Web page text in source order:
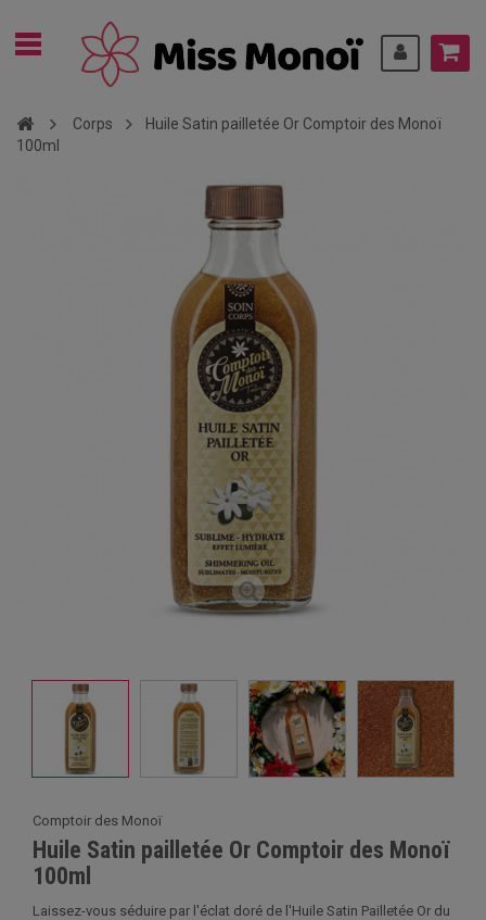
Corps
Huile Satin pailletée Or Comptoir des Monoï
100ml
Comptoir des Monoï
Huile Satin pailletée Or Comptoir des Monoï
100ml
Laissez-vous séduire par l'éclat doré de l'Huile Satin Pailletée Or du